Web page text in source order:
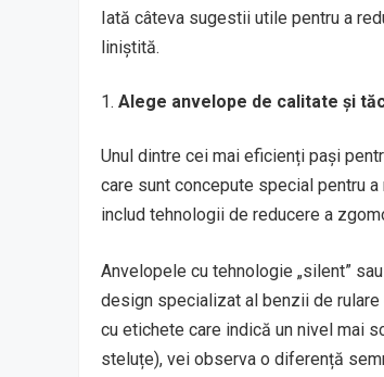
Iată câteva sugestii utile pentru a
liniștită.
Alege anvelope de calitate și
Unul dintre cei mai eficienți pași
care sunt concepute special pentru
includ tehnologii de reducere a
Anvelopele cu tehnologie „silent”
design specializat al benzii de
cu etichete care indică un nivel mai
steluțe), vei observa o diferență